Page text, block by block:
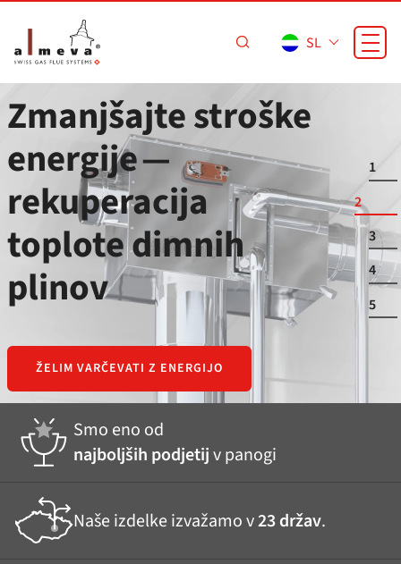
SL
ALMEVA Flexbox —
zgradite dimnik iz
dveh škatel…
1
3
4
5
Smo eno od
najboljših podjetijv panogi
Naše izdelke izvažamo v23 držav.